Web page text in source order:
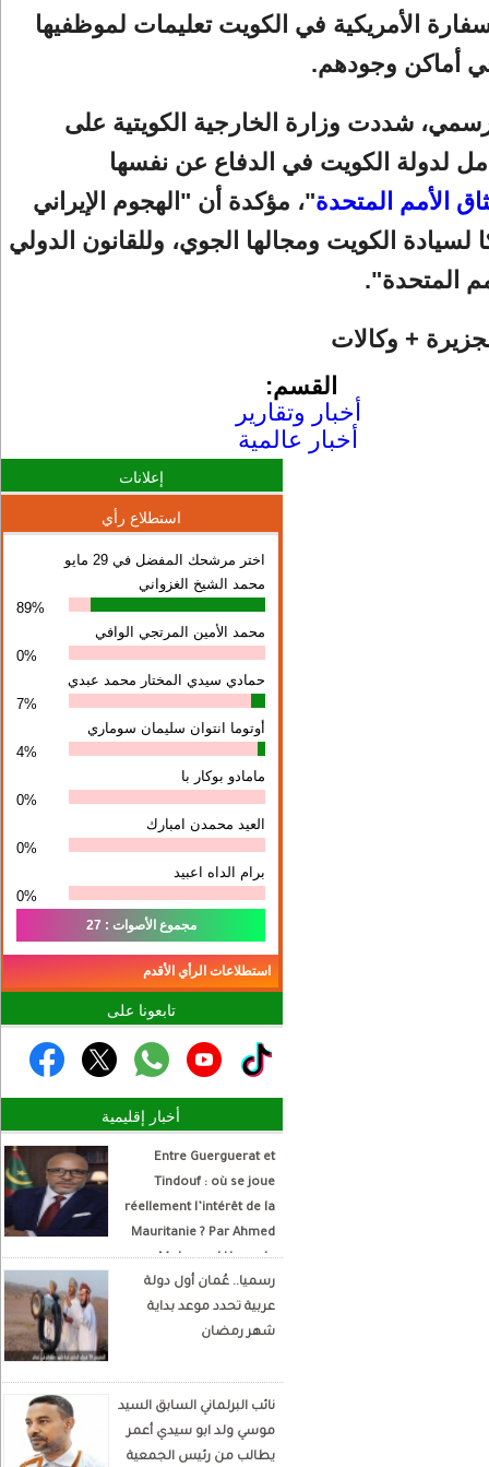
الأمريكية في الكويت تعليمات لموظفيها
في أماكن وجودهم.
شددت وزارة الخارجية الكويتية على
لدولة الكويت في الدفاع عن نفسها
الأمم المتحدة"، مؤكدة أن "الهجوم الإيراني
لسيادة الكويت ومجالها الجوي، وللقانون الدولي
المتحدة".
+ وكالات
القسم:
أخبار وتقارير
أخبار عالمية
إعلانات
استطلاع رأي
اختر مرشحك المفضل في 29 مايو
محمد الشيخ الغزواني
89%
محمد الأمين المرتجي الوافي
0%
حمادي سيدي المختار محمد عبدي
7%
أوتوما انتوان سلیمان سوماري
4%
مامادو بوكار با
0%
العيد محمدن امبارك
0%
برام الداه اعبيد
0%
مجموع الأصوات : 27
استطلاعات الرأي الأقدم
تابعونا على
أخبار إقليمية
Entre Guerguerat et
Tindouf : où se joue
réellement l’intérêt de la
Mauritanie ? Par Ahmed
Mohamed Hamada
Écrivain et analyste
politique
رسميا.. عُمان أول دولة
عربية تحدد موعد بداية
شهر رمضان
نائب البرلماني السابق السيد
موسي ولد ابو سيدي أعمر
يطالب من رئيس الجمعية